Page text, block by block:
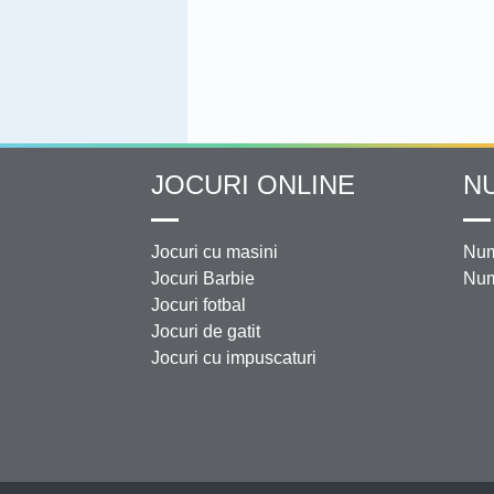
JOCURI ONLINE
Jocuri cu masini
Jocuri Barbie
Jocuri fotbal
Jocuri de gatit
Jocuri cu impuscaturi